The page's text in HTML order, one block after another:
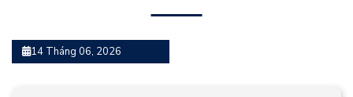
14 Tháng 06, 2026